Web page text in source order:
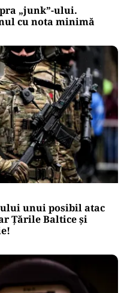
„junk”-ului.
cu nota minimă
unui posibil atac
Țările Baltice și